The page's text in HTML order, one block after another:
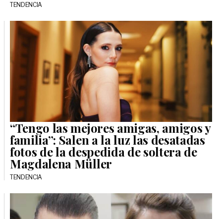
TENDENCIA
“Tengo las mejores amigas, amigos y
familia”: Salen a la luz las desatadas
fotos de la despedida de soltera de
Magdalena Müller
TENDENCIA